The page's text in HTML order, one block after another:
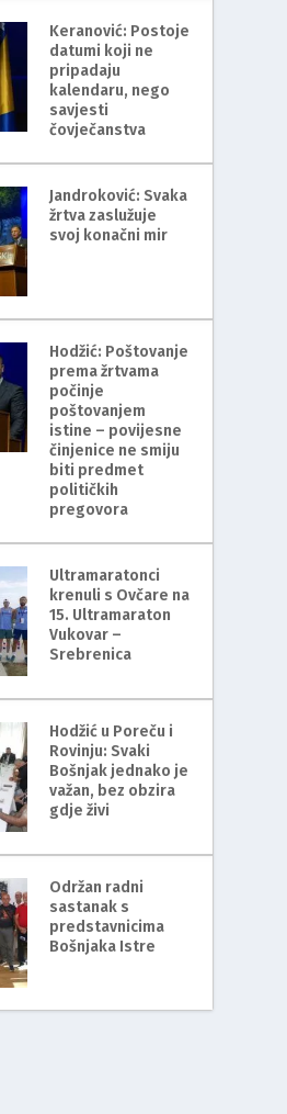
Keranović: Postoje
datumi koji ne
pripadaju
kalendaru, nego
savjesti
čovječanstva
Jandroković: Svaka
žrtva zaslužuje
svoj konačni mir
Hodžić: Poštovanje
prema žrtvama
počinje
poštovanjem
istine – povijesne
činjenice ne smiju
biti predmet
političkih
pregovora
Ultramaratonci
krenuli s Ovčare na
15. Ultramaraton
Vukovar –
Srebrenica
Hodžić u Poreču i
Rovinju: Svaki
Bošnjak jednako je
važan, bez obzira
gdje živi
Održan radni
sastanak s
predstavnicima
Bošnjaka Istre